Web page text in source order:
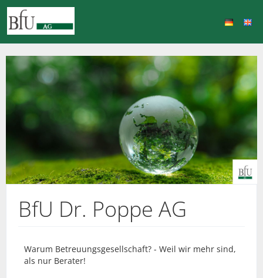
BfU Dr. Poppe AG
Warum Betreuungsgesellschaft? - Weil wir mehr sind,
als nur Berater!